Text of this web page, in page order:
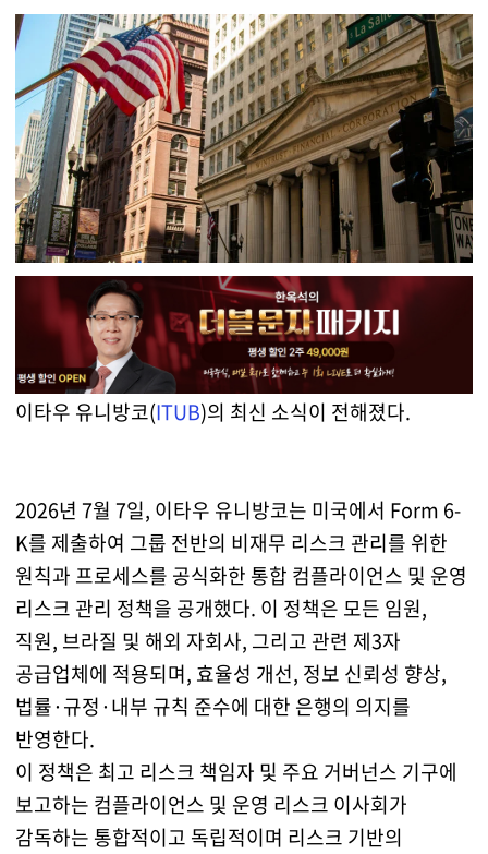
이타우 유니방코(ITUB)의 최신 소식이 전해졌다.
2026년 7월 7일, 이타우 유니방코는 미국에서 Form 6-
K를 제출하여 그룹 전반의 비재무 리스크 관리를 위한
원칙과 프로세스를 공식화한 통합 컴플라이언스 및 운영
리스크 관리 정책을 공개했다. 이 정책은 모든 임원,
직원, 브라질 및 해외 자회사, 그리고 관련 제3자
공급업체에 적용되며, 효율성 개선, 정보 신뢰성 향상,
법률·규정·내부 규칙 준수에 대한 은행의 의지를
반영한다.
이 정책은 최고 리스크 책임자 및 주요 거버넌스 기구에
보고하는 컴플라이언스 및 운영 리스크 이사회가
감독하는 통합적이고 독립적이며 리스크 기반의